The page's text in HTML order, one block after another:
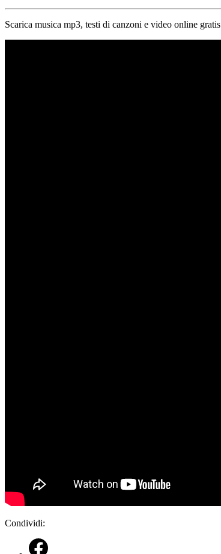
Scarica musica mp3, testi di canzoni e video online gratis
Condividi: